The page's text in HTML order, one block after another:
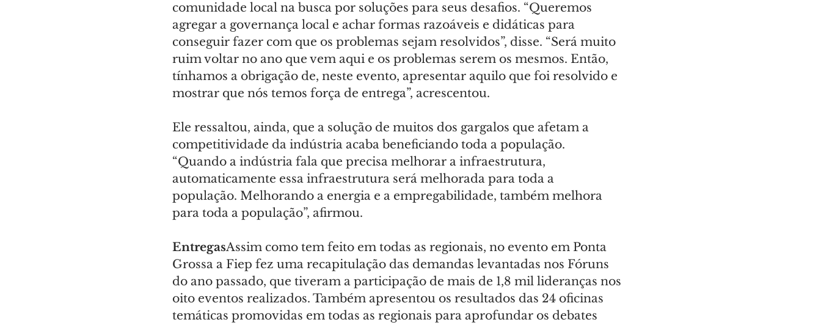
comunidade local na busca por soluções para seus desafios. “Queremos
agregar a governança local e achar formas razoáveis e didáticas para
conseguir fazer com que os problemas sejam resolvidos”, disse. “Será muito
ruim voltar no ano que vem aqui e os problemas serem os mesmos. Então,
tínhamos a obrigação de, neste evento, apresentar aquilo que foi resolvido e
mostrar que nós temos força de entrega”, acrescentou.
Ele ressaltou, ainda, que a solução de muitos dos gargalos que afetam a
competitividade da indústria acaba beneficiando toda a população.
“Quando a indústria fala que precisa melhorar a infraestrutura,
automaticamente essa infraestrutura será melhorada para toda a
população. Melhorando a energia e a empregabilidade, também melhora
para toda a população”, afirmou.
EntregasAssim como tem feito em todas as regionais, no evento em Ponta
Grossa a Fiep fez uma recapitulação das demandas levantadas nos Fóruns
do ano passado, que tiveram a participação de mais de 1,8 mil lideranças nos
oito eventos realizados. Também apresentou os resultados das 24 oficinas
temáticas promovidas em todas as regionais para aprofundar os debates